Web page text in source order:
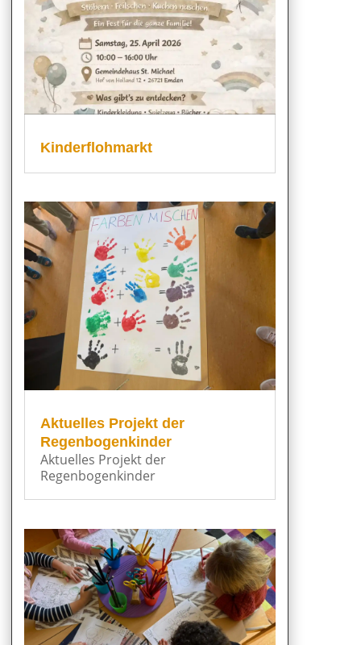
Kinderflohmarkt
Aktuelles Projekt der
Regenbogenkinder
Aktuelles Projekt der
Regenbogenkinder